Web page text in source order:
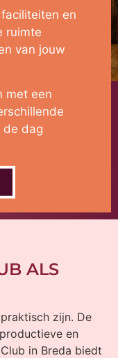
en
ruimte
van jouw
met een
de dag
ALS
zijn. De
en
in Breda biedt